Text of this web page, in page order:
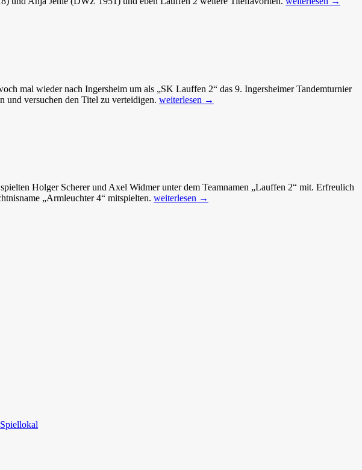
mal wieder nach Ingersheim um als „SK Lauffen 2“ das 9. Ingersheimer Tandemturnier
und versuchen den Titel zu verteidigen. Glück
weiterlesen →
Holger Scherer und Axel Widmer unter dem Teamnamen „Lauffen 2“ mit. Erfreulich
„Armleuchter 4“ mitspielten. 8.
weiterlesen →
Spiellokal